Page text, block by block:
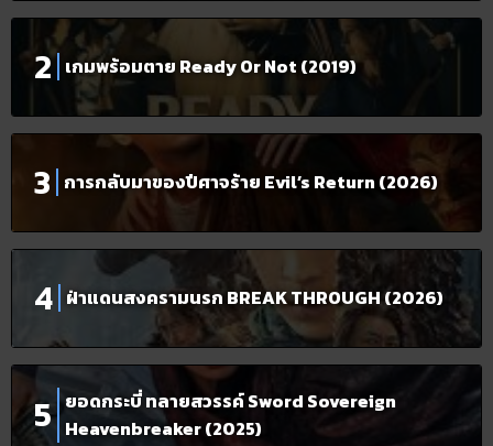
เกมพร้อมตาย Ready Or Not (2019)
การกลับมาของปีศาจร้าย Evil’s Return (2026)
ฝ่าแดนสงครามนรก BREAK THROUGH (2026)
ยอดกระบี่ ทลายสวรรค์ Sword Sovereign
Heavenbreaker (2025)